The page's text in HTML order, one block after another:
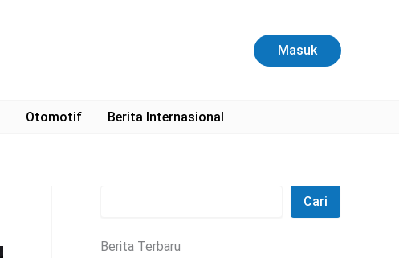
Masuk
Otomotif Berita Internasional
Cari
Berita Terbaru